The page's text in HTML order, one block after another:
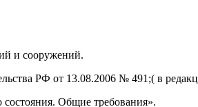
и сооружений.
РФ от 13.08.2006 № 491;( в
Общие требования».